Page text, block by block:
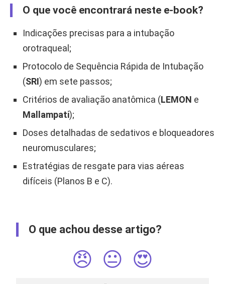
O que você encontrará neste e-book?
Indicações precisas para a intubação
orotraqueal;
Protocolo de Sequência Rápida de Intubação
(SRI) em sete passos;
Critérios de avaliação anatômica (LEMON e
Mallampati);
Doses detalhadas de sedativos e bloqueadores
neuromusculares;
Estratégias de resgate para vias aéreas
difíceis (Planos B e C).
O que achou desse artigo?
😠 😐 😍